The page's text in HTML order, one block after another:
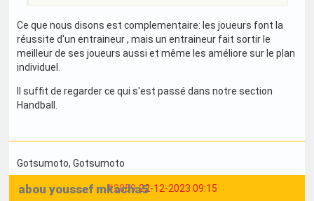
Ce que nous disons est complementaire: les joueurs font la
réussite d'un entraineur , mais un entraineur fait sortir le
meilleur de ses joueurs aussi et même les améliore sur le plan
individuel.
Il suffit de regarder ce qui s'est passé dans notre section
Handball.
Gotsumoto, Gotsumoto
#2859 22-12-2023 09:15
abou youssef mkacha5